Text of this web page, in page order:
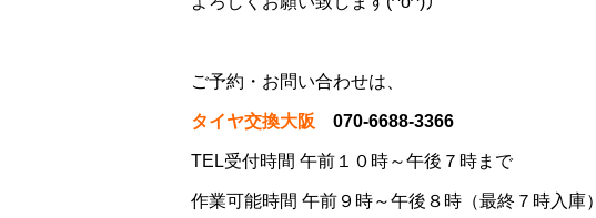
ご予約・お問い合わせは、
タイヤ交換大阪 070-6688-3366
TEL受付時間 午前１０時～午後７時まで
作業可能時間 午前９時～午後８時（最終７時入庫）